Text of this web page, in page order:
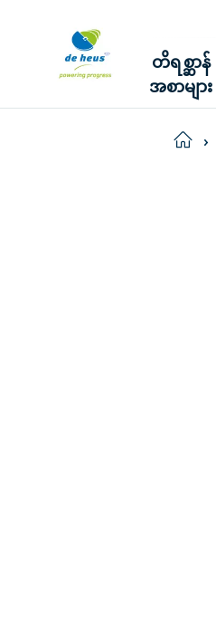
တိရစ္ဆာန်
အစာများ
Home